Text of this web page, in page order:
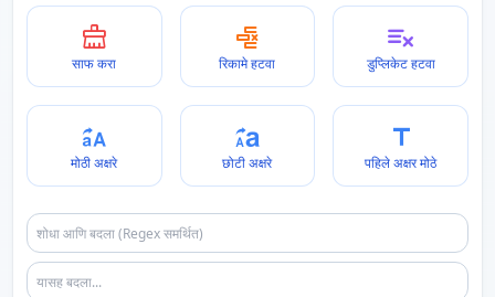
साफ करा रिकामे हटवा डुप्लिकेट हटवा
मोठी अक्षरे छोटी अक्षरे पहिले अक्षर मोठे